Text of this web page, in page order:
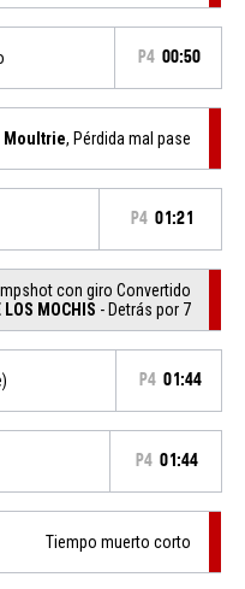
P4 00:50
Moultrie, Pérdida mal pase
P4 01:21
con giro Convertido
LOS MOCHIS - Detrás por 7
P4 01:44
P4 01:44
Tiempo muerto corto